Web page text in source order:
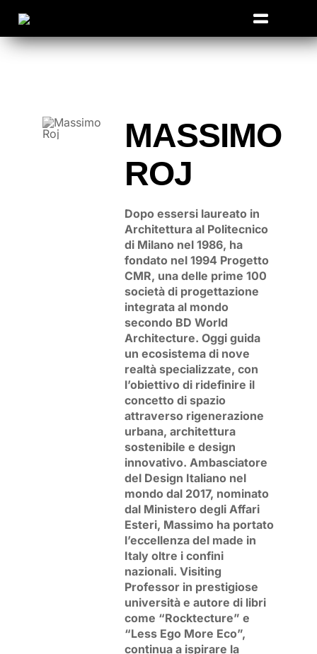
contenuto
Toggle
Home
Extra TED
MASSIMO
ROJ
Dopo essersi laureato in
Architettura al Politecnico
di Milano nel 1986, ha
fondato nel 1994 Progetto
CMR, una delle prime 100
società di progettazione
integrata al mondo
secondo BD World
Architecture. Oggi guida
un ecosistema di nove
realtà specializzate, con
l’obiettivo di ridefinire il
concetto di spazio
attraverso rigenerazione
urbana, architettura
sostenibile e design
innovativo. Ambasciatore
del Design Italiano nel
mondo dal 2017, nominato
dal Ministero degli Affari
Esteri, Massimo ha portato
l’eccellenza del made in
Italy oltre i confini
nazionali. Visiting
Professor in prestigiose
università e autore di libri
come “Rocktecture” e
“Less Ego More Eco”,
continua a ispirare la